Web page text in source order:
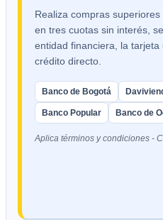
Realiza compras superiores
en tres cuotas sin interés,
entidad financiera, la
crédito directo.
Banco de Bogotá
Banco Popular Banco de
Aplica términos y condiciones -